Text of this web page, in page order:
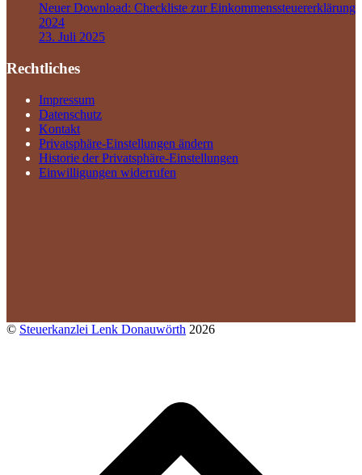
Neuer Download: Checkliste zur Einkommenssteuererklärung
2024
23. Juli 2025
Rechtliches
Impressum
Datenschutz
Kontakt
Privatsphäre-Einstellungen ändern
Historie der Privatsphäre-Einstellungen
Einwilligungen widerrufen
© Steuerkanzlei Lenk Donauwörth 2026